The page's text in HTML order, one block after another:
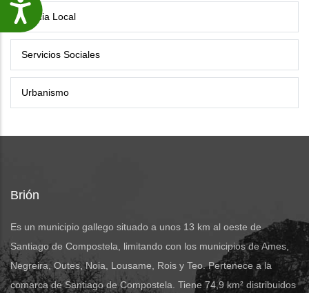
Accesibilidade
Policia Local
Servicios Sociales
Urbanismo
Brión
Es un municipio gallego situado a unos 13 km al oeste de
Santiago de Compostela, limitando con los municipios de Ames,
Negreira, Outes, Noia, Lousame, Rois y Teo. Pertenece a la
comarca de Santiago de Compostela. Tiene 74,9 km² distribuidos